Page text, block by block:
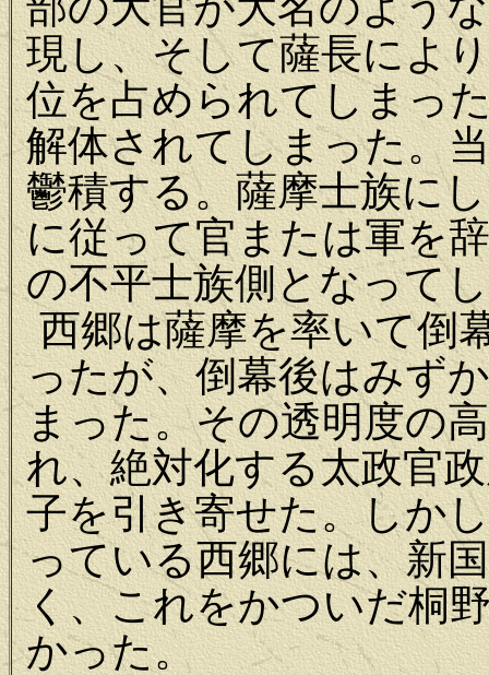
現し、そして薩長によ
位を占められてしまっ
解体されてしまった。
鬱積する。薩摩士族に
に従って官または軍を
の不平士族側となって
西郷は薩摩を率いて倒
ったが、倒幕後はみず
まった。その透明度の
れ、絶対化する太政官
子を引き寄せた。しか
っている西郷には、新
く、これをかついだ桐
かった。